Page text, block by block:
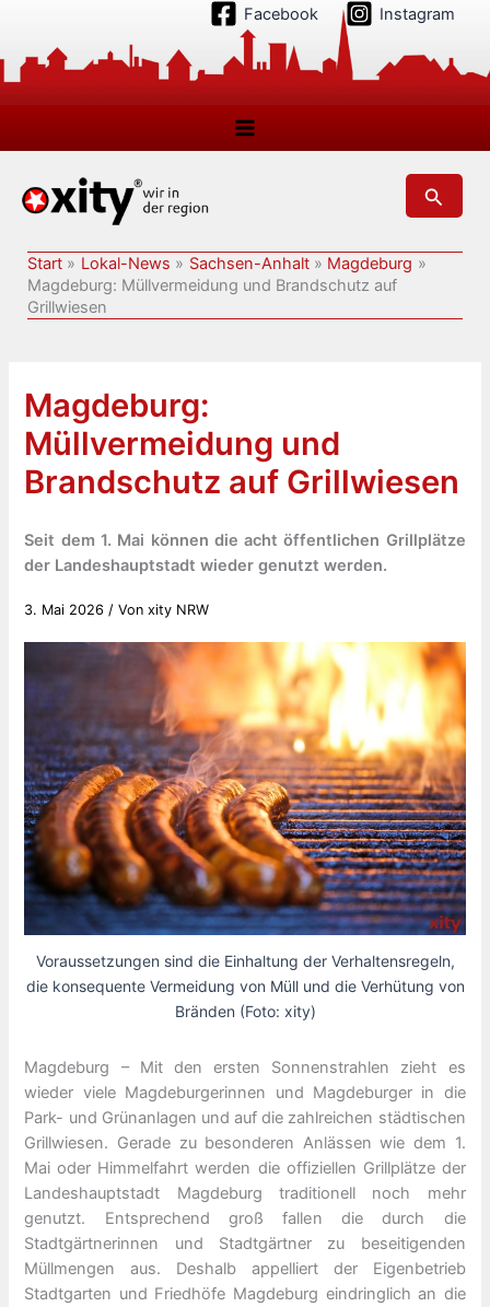
springen
Facebook Instagram
Suchen
Start Lokal-News Sachsen-Anhalt
Magdeburg
Magdeburg: Müllvermeidung und Brandschutz auf
Grillwiesen
Magdeburg:
Müllvermeidung und
Brandschutz auf Grillwiesen
Seit dem 1. Mai können die acht öffentlichen Grillplätze
der Landeshauptstadt wieder genutzt werden.
3. Mai 2026 / Vonxity NRW
Voraussetzungen sind die Einhaltung der Verhaltensregeln,
die konsequente Vermeidung von Müll und die Verhütung von
Bränden (Foto: xity)
Magdeburg – Mit den ersten Sonnenstrahlen zieht es
wieder viele Magdeburgerinnen und Magdeburger in die
Park- und Grünanlagen und auf die zahlreichen städtischen
Grillwiesen. Gerade zu besonderen Anlässen wie dem 1.
Mai oder Himmelfahrt werden die offiziellen Grillplätze der
Landeshauptstadt Magdeburg traditionell noch mehr
genutzt. Entsprechend groß fallen die durch die
Stadtgärtnerinnen und Stadtgärtner zu beseitigenden
Müllmengen aus. Deshalb appelliert der Eigenbetrieb
Stadtgarten und Friedhöfe Magdeburg eindringlich an die